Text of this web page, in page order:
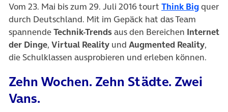
Vom 23. Mai bis zum 29. Juli 2016 tourt Think Bigquer
durch Deutschland. Mit im Gepäck hat das Team
spannendeTechnik-Trendsaus den Bereichen Internet
der Dinge, Virtual Reality und Augmented Reality,
die Schulklassen ausprobieren und erleben können.
Zehn Wochen. Zehn Städte. Zwei
Vans.